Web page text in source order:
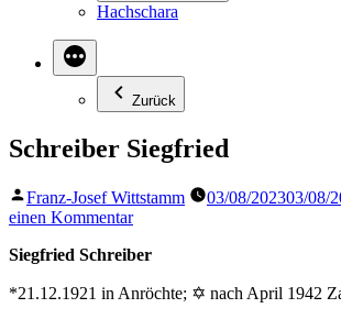
Hachschara
Zurück
Schreiber Siegfried
Veröffentlicht
von
Franz-Josef Wittstamm 03/08/202303/08/
einen Kommentarzu
Siegfried
Siegfried Schreiber
*21.12.1921 in Anröchte; ✡ nach April 1942